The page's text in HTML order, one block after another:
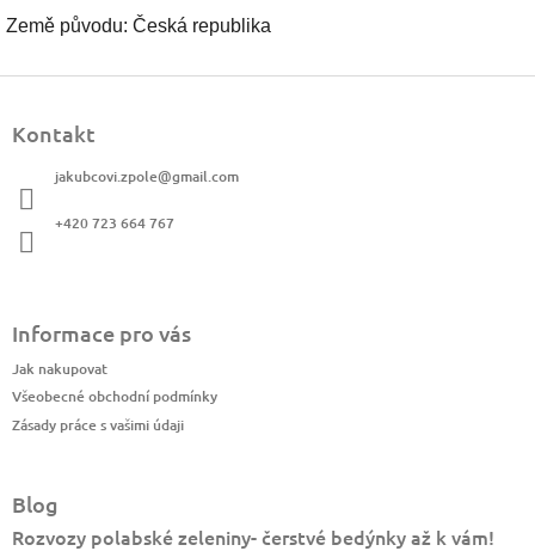
Země původu: Česká republika
Kontakt
jakubcovi.zpole@gmail.com
+420 723 664 767
Informace pro vás
Jak nakupovat
Všeobecné obchodní podmínky
Zásady práce s vašimi údaji
Blog
Rozvozy polabské zeleniny- čerstvé bedýnky až k vám!